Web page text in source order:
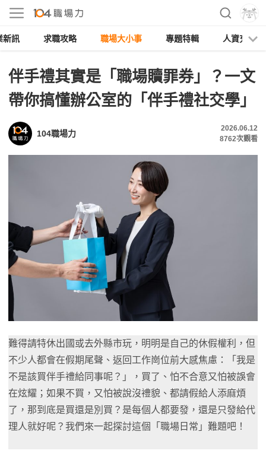
新訊 求職攻略 職場大小事 專題特輯 人資充電
伴手禮其實是「職場贖罪券」？一文
帶你搞懂辦公室的「伴手禮社交學」
104職場力
2026.06.12
8762次觀看
難得請特休出國或去外縣市玩，明明是自己的休假權利，但
不少人都會在假期尾聲、返回工作崗位前大感焦慮：「我是
不是該買伴手禮給同事呢？」，買了、怕不合意又怕被誤會
在炫耀；如果不買，又怕被說沒禮貌、都請假給人添麻煩
了，那到底是買還是別買？是每個人都要發，還是只發給代
理人就好呢？我們來一起探討這個「職場日常」難題吧！